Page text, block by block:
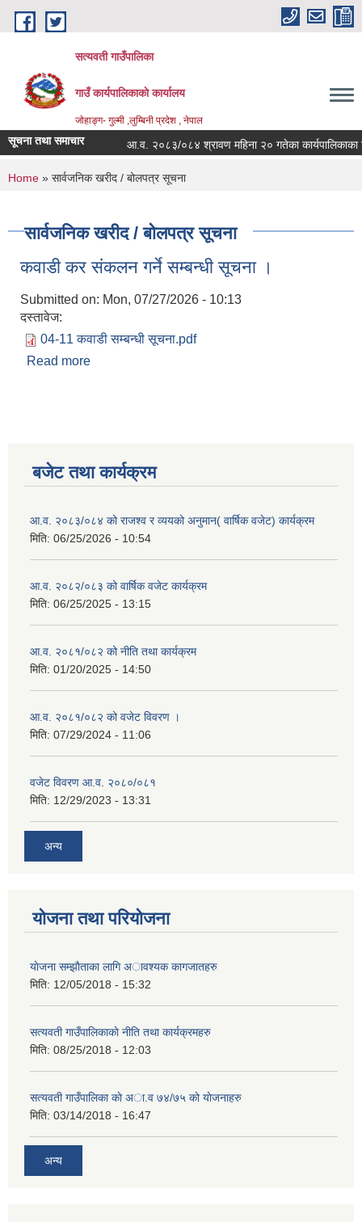
Skip to main content
सत्यवती गाउँपालिका
गाउँ कार्यपालिकाकाे कार्यालय
जाेहाङ्ग- गुल्मी ,लुम्बिनी प्रदेश , नेपाल
सूचना तथा समाचार आ.व. २०८३/०८४ श्रावण महिना २० गतेका कार्यपालिकाका
You are here
Home » सार्वजनिक खरीद / बोलपत्र सूचना
सार्वजनिक खरीद / बोलपत्र सूचना
कवाडी कर संकलन गर्ने सम्बन्धी सूचना ।
Submitted on: Mon, 07/27/2026 - 10:13
दस्तावेज:
04-11 कवाडी सम्बन्धी सूचना.pdf
Read more
बजेट तथा कार्यक्रम
आ.व. २०८३/०८४ को राजश्व र व्ययको अनुमान( वार्षिक वजेट) कार्यक्रम
मिति: 06/25/2026 - 10:54
आ.व. २०८२/०८३ को वार्षिक वजेट कार्यक्रम
मिति: 06/25/2025 - 13:15
आ.व. २०८१/०८२ को नीति तथा कार्यक्रम
मिति: 01/20/2025 - 14:50
आ.व. २०८१/०८२ को वजेट विवरण ।
मिति: 07/29/2024 - 11:06
वजेट विवरण आ.व. २०८०/०८१
मिति: 12/29/2023 - 13:31
अन्य
योजना तथा परियोजना
याेजना सम्झाैताका लागि अावश्यक कागजातहरु
मिति: 12/05/2018 - 15:32
सत्यवती गाउँपालिकाकाे नीति तथा कार्यक्रमहरु
मिति: 08/25/2018 - 12:03
सत्यवती गाउँपालिका काे अा‍.व ७४/७५ काे याेजनाहरु
मिति: 03/14/2018 - 16:47
अन्य